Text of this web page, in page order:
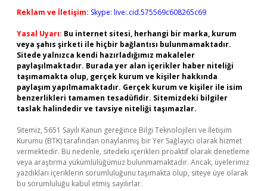
Reklam ve İletişim: Skype: live:.cid.575569c608265c69
Yasal Uyarı: Bu internet sitesi, herhangi bir marka, kurum
veya şahıs şirketi ile hiçbir bağlantısı bulunmamaktadır.
Sitede yalnızca kendi hazırladığımız makaleler
paylaşılmaktadır. Burada yer alan içerikler haber niteliği
taşımamakta olup, gerçek kurum ve kişiler hakkında
paylaşım yapılmamaktadır. Gerçek kurum ve kişiler ile isim
benzerlikleri tamamen tesadüfidir. Sitemizdeki bilgiler
taslak halindedir ve tavsiye niteliği taşımazlar.
Sitemiz, 5651 Sayılı Kanun gereğince Bilgi Teknolojileri ve İletişim
Kurumu (BTK) tarafından onaylanmış bir Yer Sağlayıcı olarak hizmet
vermektedir. Bu nedenle, sitedeki içerikleri proaktif olarak denetleme
veya araştırma yükümlülüğümüz bulunmamaktadır. Ancak, üyelerimiz
yazdıkları içeriklerin sorumluluğunu taşımakta olup, siteye üye olarak
bu sorumluluğu kabul etmiş sayılırlar.